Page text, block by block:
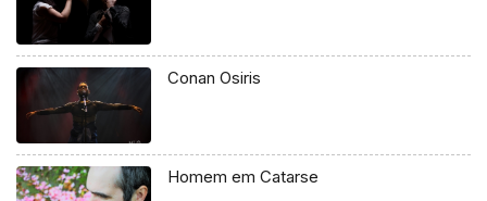
Conan Osiris
Homem em Catarse